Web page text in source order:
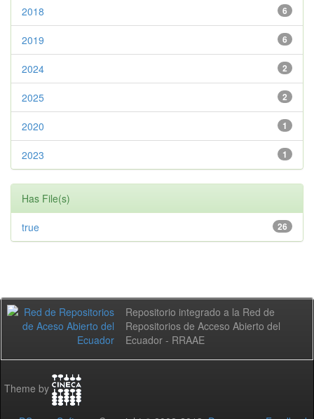
6
2018
6
2019
2
2024
2
2025
1
2020
1
2023
Has File(s)
26
true
Repositorio integrado a la Red de
Repositorios de Acceso Abierto del
Ecuador - RRAAE
Theme by